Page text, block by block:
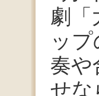
劇「
ッ
奏や
せな